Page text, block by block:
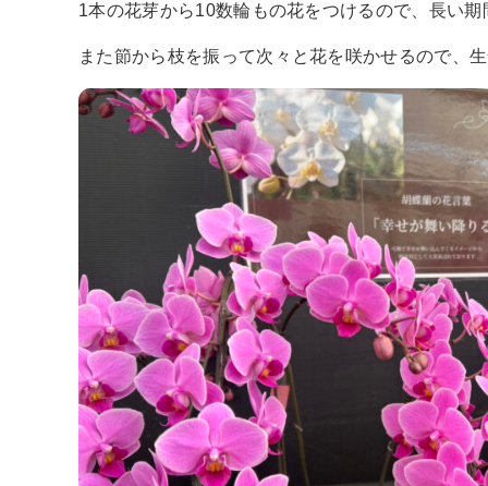
1本の花芽から10数輪もの花をつけるので、長い
また節から枝を振って次々と花を咲かせるので、